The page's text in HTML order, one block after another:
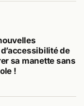
de
sa manette sans
!